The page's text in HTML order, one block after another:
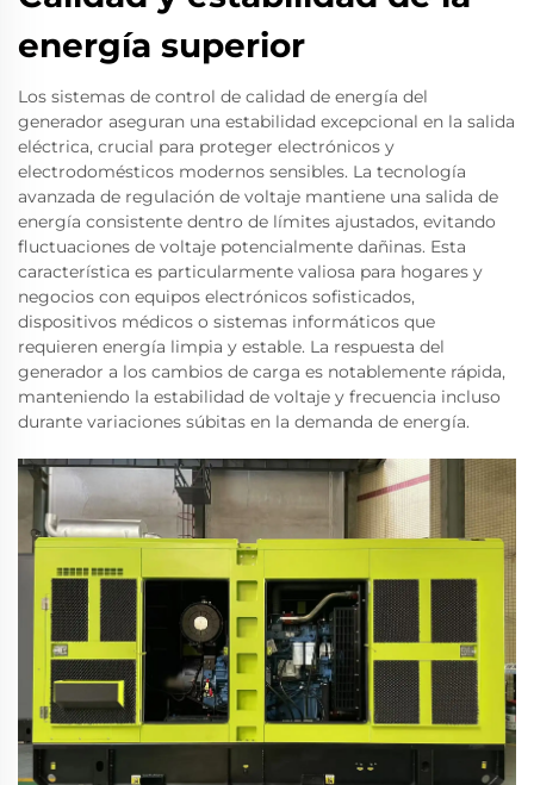
energía superior
Los sistemas de control de calidad de energía del
generador aseguran una estabilidad excepcional en la salida
eléctrica, crucial para proteger electrónicos y
electrodomésticos modernos sensibles. La tecnología
avanzada de regulación de voltaje mantiene una salida de
energía consistente dentro de límites ajustados, evitando
fluctuaciones de voltaje potencialmente dañinas. Esta
característica es particularmente valiosa para hogares y
negocios con equipos electrónicos sofisticados,
dispositivos médicos o sistemas informáticos que
requieren energía limpia y estable. La respuesta del
generador a los cambios de carga es notablemente rápida,
manteniendo la estabilidad de voltaje y frecuencia incluso
durante variaciones súbitas en la demanda de energía.